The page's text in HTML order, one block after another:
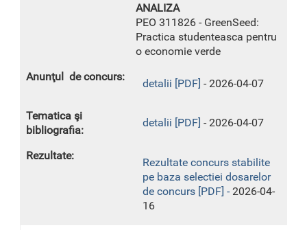
ANALIZA
PEO 311826 - GreenSeed:
Practica studenteasca pentru
o economie verde
detalii [PDF] - 2026-04-07
detalii [PDF] - 2026-04-07
Rezultate concurs stabilite
pe baza selectiei dosarelor
de concurs [PDF] - 2026-04-
16